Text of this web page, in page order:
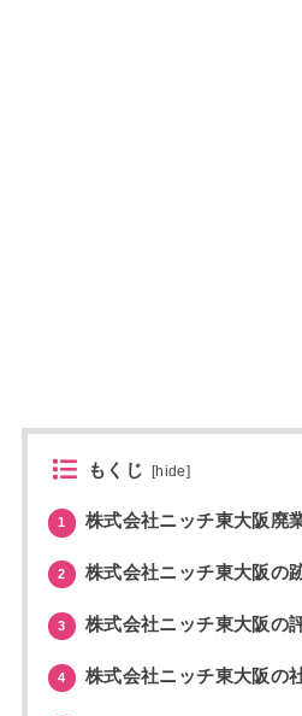
もくじ [hide]
1 株式会社ニッチ東大阪廃
2 株式会社ニッチ東大阪の
3 株式会社ニッチ東大阪の
4 株式会社ニッチ東大阪の